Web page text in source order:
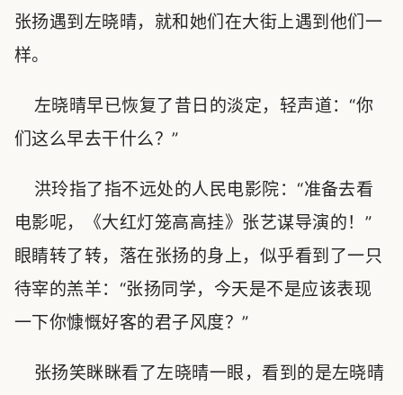
张扬遇到左晓晴，就和她们在大街上遇到他们一
样。
左晓晴早已恢复了昔日的淡定，轻声道：“你
们这么早去干什么？”
洪玲指了指不远处的人民电影院：“准备去看
电影呢，《大红灯笼高高挂》张艺谋导演的！”
眼睛转了转，落在张扬的身上，似乎看到了一只
待宰的羔羊：“张扬同学，今天是不是应该表现
一下你慷慨好客的君子风度？”
张扬笑眯眯看了左晓晴一眼，看到的是左晓晴